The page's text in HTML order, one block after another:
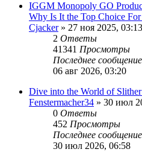
IGGM Monopoly GO
Why Is It the Top Choice For
Cjacker» 27 ноя 2025, 03:13
2 Ответы
41341 Просмотры
Последнее сообщение
06 авг 2026, 03:20
Dive into the World of
Fenstermacher34 » 30 июл
0 Ответы
452 Просмотры
Последнее сообщение
30 июл 2026, 06:58